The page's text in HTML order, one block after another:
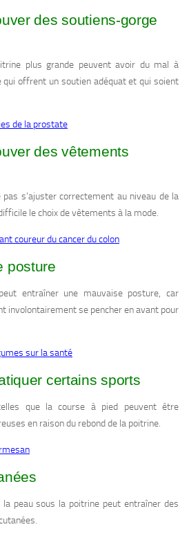
des soutiens-gorge
plus grande peuvent avoir du mal à
offrent un soutien adéquat et qui soient
de la prostate
des vêtements
s’ajuster correctement au niveau de la
le choix de vêtements à la mode.
coureur du cancer du colon
posture
entraîner une mauvaise posture, car
involontairement se pencher en avant pour
sur la santé
certains sports
que la course à pied peuvent être
en raison du rebond de la poitrine.
peau sous la poitrine peut entraîner des